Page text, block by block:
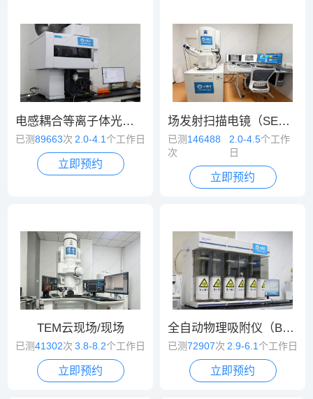
电感耦合等离子体光谱/质谱（ICP-OES/MS）
已测89663次 2.0-4.1 个工作日
立即预约
场发射扫描电镜（SEM）
已测 146488
次
2.0-4.5个工作
日
立即预约
TEM云现场/现场
已测41302次 3.8-8.2个工作日
立即预约
全自动物理吸附仪（BET）
已测72907次 2.9-6.1 个工作日
立即预约